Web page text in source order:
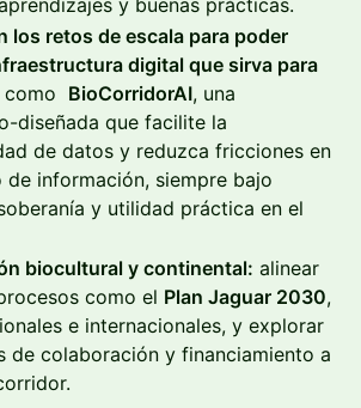
y buenas prácticas.
los retos de escala para poder
digital que sirva para
como BioCorridorAI, una
diseñada que facilite la
de datos y reduzca fricciones en
de información, siempre bajo
y utilidad práctica en el
biocultural y continental: alinear
como el Plan Jaguar 2030,
e internacionales, y explorar
de colaboración y financiamiento a